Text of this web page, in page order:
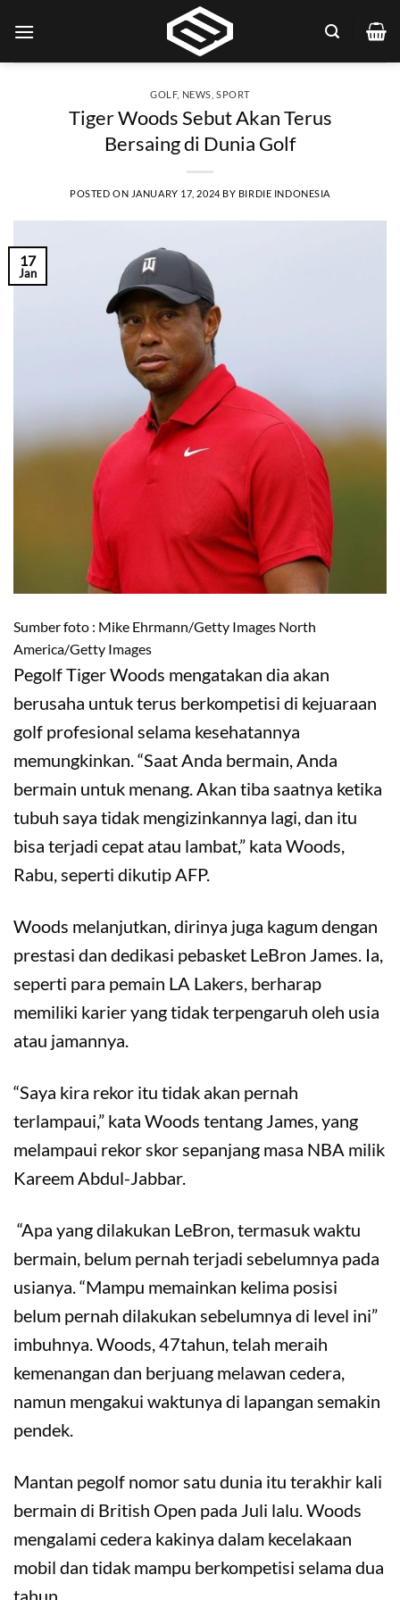
GOLF, NEWS SPORT
Tiger Woods Sebut Akan Terus
Bersaing di Dunia Golf
POSTED ON JANUARY 17, 2024 BY BIRDIE INDONESIA
17
Jan
Sumber foto : Mike Ehrmann/Getty Images North
America/Getty Images
Pegolf Tiger Woods mengatakan dia akan
berusaha untuk terus berkompetisi di kejuaraan
golf profesional selama kesehatannya
memungkinkan. “Saat Anda bermain, Anda
bermain untuk menang. Akan tiba saatnya ketika
tubuh saya tidak mengizinkannya lagi, dan itu
bisa terjadi cepat atau lambat,” kata Woods,
Rabu, seperti dikutip AFP.
Woods melanjutkan, dirinya juga kagum dengan
prestasi dan dedikasi pebasket LeBron James. Ia,
seperti para pemain LA Lakers, berharap
memiliki karier yang tidak terpengaruh oleh usia
atau jamannya.
“Saya kira rekor itu tidak akan pernah
terlampaui,” kata Woods tentang James, yang
melampaui rekor skor sepanjang masa NBA milik
Kareem Abdul-Jabbar.
“Apa yang dilakukan LeBron, termasuk waktu
bermain, belum pernah terjadi sebelumnya pada
usianya. “Mampu memainkan kelima posisi
belum pernah dilakukan sebelumnya di level ini”
imbuhnya. Woods, 47tahun, telah meraih
kemenangan dan berjuang melawan cedera,
namun mengakui waktunya di lapangan semakin
pendek.
Mantan pegolf nomor satu dunia itu terakhir kali
bermain di British Open pada Juli lalu. Woods
mengalami cedera kakinya dalam kecelakaan
mobil dan tidak mampu berkompetisi selama dua
tahun.